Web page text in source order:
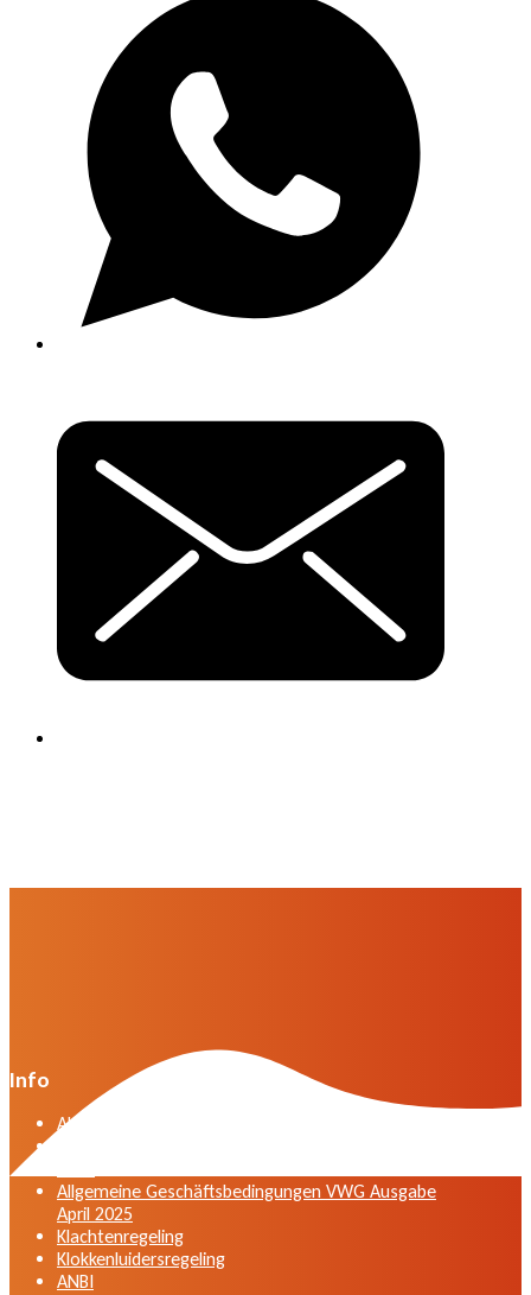
Info
Algemene voorwaarden VWG versie april 2025
Allgemeine Geschäftsbedingungen VWG Ausgabe
April 2025
Klachtenregeling
Klokkenluidersregeling
ANBI